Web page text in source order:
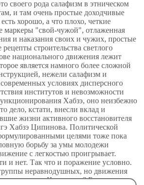
своего рода салафизм в этническом
и там очень простые доходчивые
хорошо, а что плохо, четкие
маркеры "свой-чужой", отлаженная
и наказания своих и чужих, простые
строительства светлого
национального движения лежит
является намного более сложной
нежели салафизм и
условиях дисперсного
институтов и невозможности
Хабзэ, оно неизбежно
дело, кстати, внесли вклад и
жизни активного восстановителя
Хабзэ Ципинова. Политической
целями тоже пока
борьбу за умы молодежи
с легкостью проигрывает.
и нет. Так что и поражение условно.
неравнодушных, но движения
Что делать? Боюсь, что